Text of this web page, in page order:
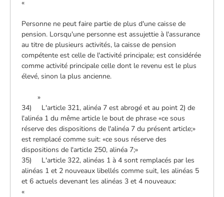
«
Personne ne peut faire partie de plus d'une caisse de
pension. Lorsqu'une personne est assujettie à l'assurance
au titre de plusieurs activités, la caisse de pension
compétente est celle de l'activité principale; est considérée
comme activité principale celle dont le revenu est le plus
élevé, sinon la plus ancienne.
»
34) L'article 321, alinéa 7 est abrogé et au point 2) de
l'alinéa 1 du même article le bout de phrase «ce sous
réserve des dispositions de l'alinéa 7 du présent article;»
est remplacé comme suit: «ce sous réserve des
dispositions de l'article 250, alinéa 7;»
35) L'article 322, alinéas 1 à 4 sont remplacés par les
alinéas 1 et 2 nouveaux libellés comme suit, les alinéas 5
et 6 actuels devenant les alinéas 3 et 4 nouveaux:
«